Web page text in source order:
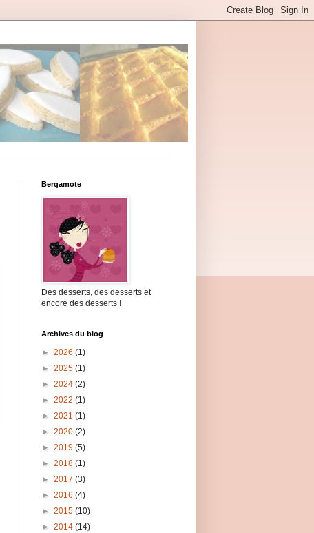
Bergamote
Des desserts, des desserts et
encore des desserts !
Archives du blog
► 2026 (1)
► 2025 (1)
► 2024 (2)
► 2022 (1)
► 2021 (1)
► 2020 (2)
► 2019 (5)
► 2018 (1)
► 2017 (3)
► 2016 (4)
► 2015 (10)
► 2014 (14)